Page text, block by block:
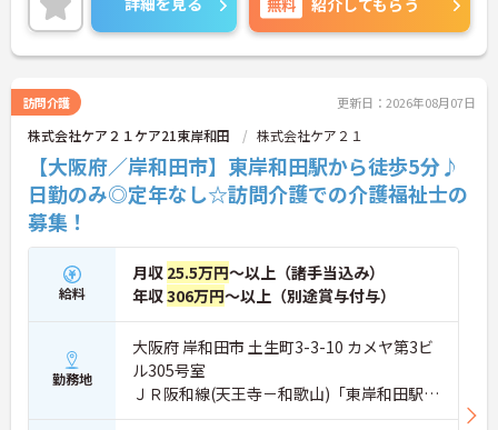
に詳細をご案内しますのでお気軽にご相談くださ
い！
紹介してもらう
訪問介護 更新日：2026年08月07日
株式会社ケア２１ケア21東岸和田 株式会社ケア２１
【大阪府／岸和田市】東岸和田駅から徒歩5分♪
日勤のみ◎定年なし☆訪問介護での介護福祉士の
募集！
給料
月収 25.5万円～以上（諸手当込み）
年収306万円～以上（別途賞与付与）
勤務地
大阪府 岸和田市 土生町3-3-10 カメヤ第3ビ
ル305号室
ＪＲ阪和線(天王寺－和歌山)「東岸和田駅」
徒歩5分